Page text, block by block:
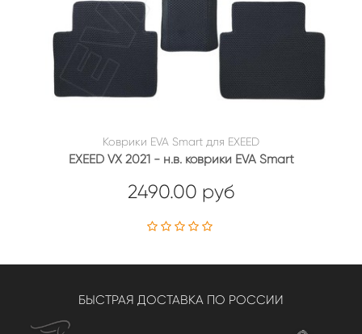
Коврики EVA Smart для EXEED
EXEED VX 2021 - н.в. коврики EVA Smart
2490.00 руб
БЫСТРАЯ ДОСТАВКА ПО РОССИИ